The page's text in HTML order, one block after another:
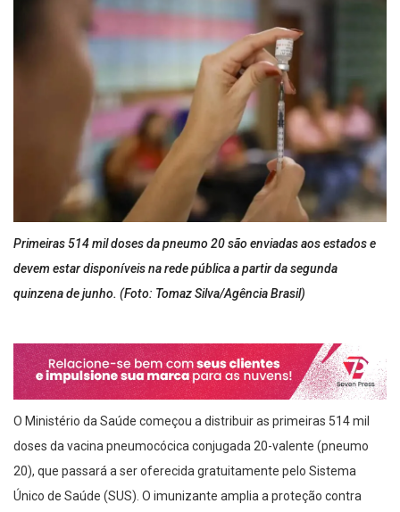
Primeiras 514 mil doses da pneumo 20 são enviadas aos estados e
devem estar disponíveis na rede pública a partir da segunda
quinzena de junho. (Foto: Tomaz Silva/Agência Brasil)
O Ministério da Saúde começou a distribuir as primeiras 514 mil
doses da vacina pneumocócica conjugada 20-valente (pneumo
20), que passará a ser oferecida gratuitamente pelo Sistema
Único de Saúde (SUS). O imunizante amplia a proteção contra